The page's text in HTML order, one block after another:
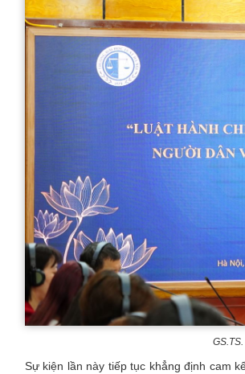
Sự kiện lần này tiếp tục khẳng định cam